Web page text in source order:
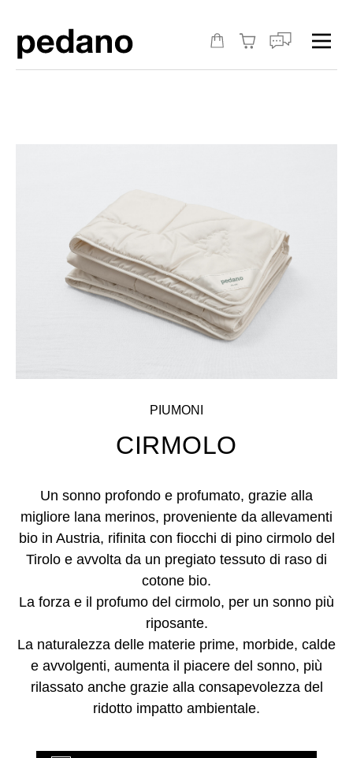
PIUMONI
CIRMOLO
Un sonno profondo e profumato, grazie alla
migliore lana merinos, proveniente da allevamenti
bio in Austria, rifinita con fiocchi di pino cirmolo del
Tirolo e avvolta da un pregiato tessuto di raso di
cotone bio.
La forza e il profumo del cirmolo, per un sonno più
riposante.
La naturalezza delle materie prime, morbide, calde
e avvolgenti, aumenta il piacere del sonno, più
rilassato anche grazie alla consapevolezza del
ridotto impatto ambientale.